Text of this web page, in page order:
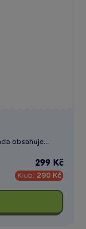
199 Kč
Klub: 194 Kč